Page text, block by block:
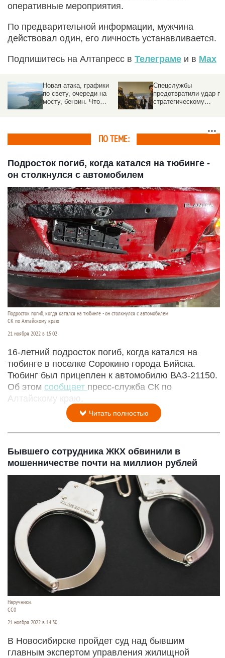
оперативные мероприятия.
По предварительной информации, мужчина
действовал один, его личность устанавливается.
Подпишитесь на Алтапресс в Телеграме и в Max
Новая атака, графики
по свету, очереди на
мосту, бензин. Что
Спецслужбы
предотвратили удар по
стратегическому
ПО ТЕМЕ:
Подросток погиб, когда катался на тюбинге -
он столкнулся с автомобилем
Подросток погиб, когда катался на тюбинге - он столкнулся с автомобилем
СК по Алтайскому краю
21 ноября 2022 в 15:02
16-летний подросток погиб, когда катался на
тюбинге в поселке Сорокино города Бийска.
Тюбинг был прицеплен к автомобилю ВАЗ-21150.
Об этом сообщает пресс-служба СК по
Алтайскому краю.
Читать полностью
Бывшего сотрудника ЖКХ обвинили в
мошенничестве почти на миллион рублей
Наручники.
СС0
21 ноября 2022 в 14:30
В Новосибирске пройдет суд над бывшим
главным экспертом управления жилищной